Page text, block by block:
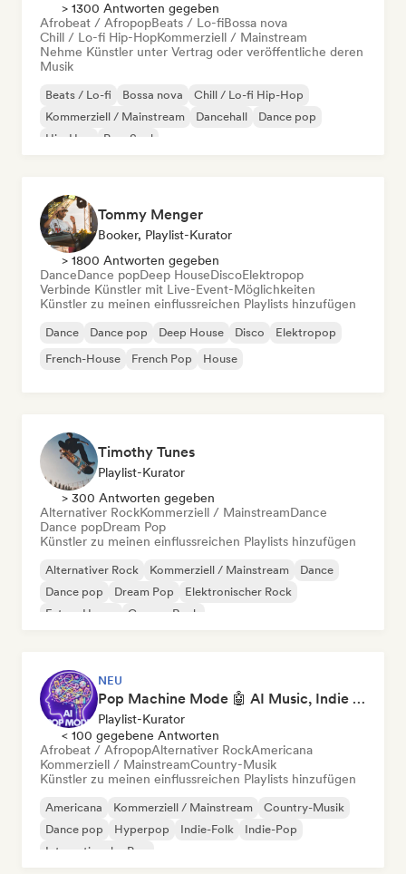
> 1300 Antworten gegeben
Afrobeat / AfropopBeats / Lo-fiBossa nova
Chill / Lo-fi Hip-HopKommerziell / Mainstream
Nehme Künstler unter Vertrag oder veröffentliche deren
Musik
Beats / Lo-fi Bossa nova
Chill / Lo-fi Hip-Hop
Kommerziell / Mainstream
Dancehall
Dance pop
Hip-Hop
Pop-Soul
Tommy Menger
Booker, Playlist-Kurator
> 1800 Antworten gegeben
DanceDance popDeep HouseDiscoElektropop
Verbinde Künstler mit Live-Event-Möglichkeiten
Künstler zu meinen einflussreichen Playlists hinzufügen
Dance Dance pop Deep House Disco
Elektropop
French-House
French Pop House
Timothy Tunes
Playlist-Kurator
> 300 Antworten gegeben
Alternativer RockKommerziell / MainstreamDance
Dance popDream Pop
Künstler zu meinen einflussreichen Playlists hinzufügen
Alternativer Rock Kommerziell / Mainstream
Dance
Dance pop
Dream Pop
Elektronischer Rock
Future House
Garage-Rock
NEU
Pop Machine Mode 🤖 AI Music, Indie Pop & Dream Pop
Playlist-Kurator
< 100 gegebene Antworten
Afrobeat / AfropopAlternativer RockAmericana
Kommerziell / MainstreamCountry-Musik
Künstler zu meinen einflussreichen Playlists hinzufügen
Americana Kommerziell / Mainstream
Country-Musik
Dance pop
Hyperpop Indie-Folk
Indie-Pop
Internationaler Pop